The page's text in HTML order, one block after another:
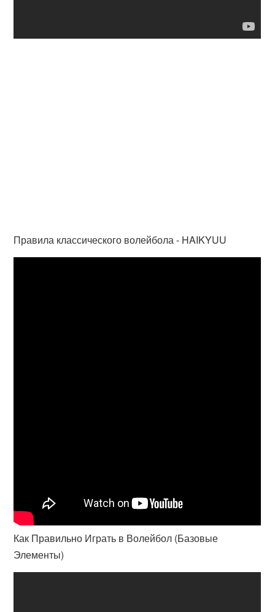
Правила классического волейбола - HAIKYUU
Как Правильно Играть в Волейбол (Базовые
Элементы)